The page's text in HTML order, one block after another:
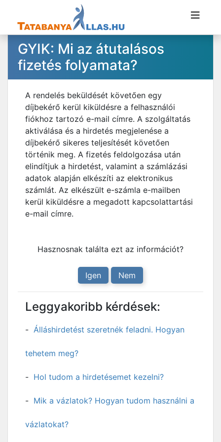
GYIK: Mi az átutalásos
fizetés folyamata?
A rendelés beküldését követően egy
díjbekérő kerül kiküldésre a felhasználói
fiókhoz tartozó e-mail címre. A szolgáltatás
aktiválása és a hirdetés megjelenése a
díjbekérő sikeres teljesítését követően
történik meg. A fizetés feldolgozása után
elindítjuk a hirdetést, valamint a számlázási
adatok alapján elkészíti az elektronikus
számlát. Az elkészült e-számla e-mailben
kerül kiküldésre a megadott kapcsolattartási
e-mail címre.
Hasznosnak találta ezt az információt?
Igen Nem
Leggyakoribb kérdések:
Álláshirdetést szeretnék feladni. Hogyan
tehetem meg?
Hol tudom a hirdetésemet kezelni?
Mik a vázlatok? Hogyan tudom használni a
vázlatokat?